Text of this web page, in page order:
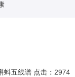
蚪五线谱 点击：2974